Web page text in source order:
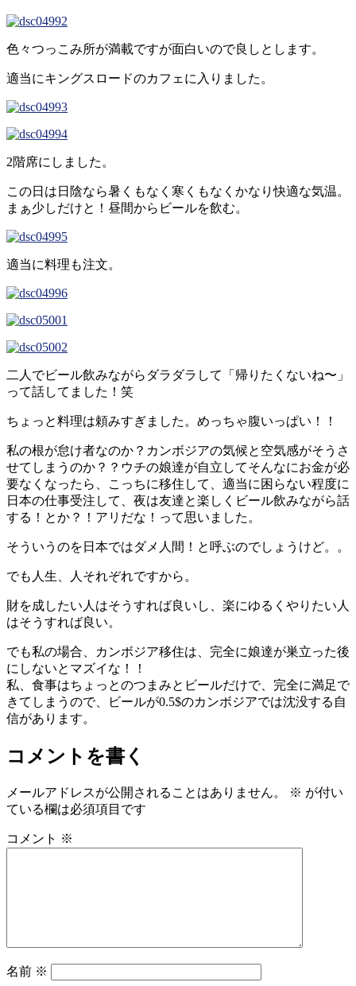
色々つっこみ所が満載ですが面白いので良しとします。
適当にキングスロードのカフェに入りました。
2階席にしました。
この日は日陰なら暑くもなく寒くもなくかなり快適な気温。
まぁ少しだけと！昼間からビールを飲む。
適当に料理も注文。
二人でビール飲みながらダラダラして「帰りたくないね〜」
って話してました！笑
ちょっと料理は頼みすぎました。めっちゃ腹いっぱい！！
私の根が怠け者なのか？カンボジアの気候と空気感がそうさ
せてしまうのか？？ウチの娘達が自立してそんなにお金が必
要なくなったら、こっちに移住して、適当に困らない程度に
日本の仕事受注して、夜は友達と楽しくビール飲みながら話
する！とか？！アリだな！って思いました。
そういうのを日本ではダメ人間！と呼ぶのでしょうけど。。
でも人生、人それぞれですから。
財を成したい人はそうすれば良いし、楽にゆるくやりたい人
はそうすれば良い。
でも私の場合、カンボジア移住は、完全に娘達が巣立った後
にしないとマズイな！！
私、食事はちょっとのつまみとビールだけで、完全に満足で
きてしまうので、ビールが0.5$のカンボジアでは沈没する自
信があります。
コメントを書く
メールアドレスが公開されることはありません。 ※ が付い
ている欄は必須項目です
コメント ※
名前 ※